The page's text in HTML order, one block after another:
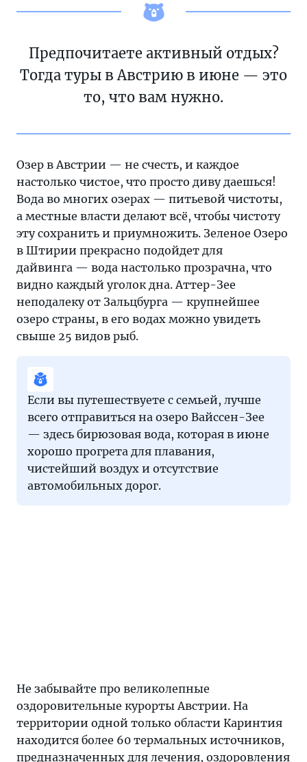
Предпочитаете активный отдых?
Тогда туры в Австрию в июне — это
то, что вам нужно.
Озер в Австрии — не счесть, и каждое
настолько чистое, что просто диву даешься!
Вода во многих озерах — питьевой чистоты,
а местные власти делают всё, чтобы чистоту
эту сохранить и приумножить. Зеленое Озеро
в Штирии прекрасно подойдет для
дайвинга — вода настолько прозрачна, что
видно каждый уголок дна. Аттер-Зее
неподалеку от Зальцбурга — крупнейшее
озеро страны, в его водах можно увидеть
свыше 25 видов рыб.
Если вы путешествуете с семьей, лучше
всего отправиться на озеро Вайссен-Зее
— здесь бирюзовая вода, которая в июне
хорошо прогрета для плавания,
чистейший воздух и отсутствие
автомобильных дорог.
Не забывайте про великолепные
оздоровительные курорты Австрии. На
территории одной только области Каринтия
находится более 60 термальных источников,
предназначенных для лечения, оздоровления